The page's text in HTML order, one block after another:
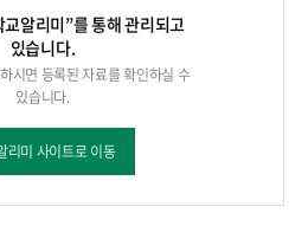
알리미”를 통해 관리되고
있습니다.
시면 등록된 자료를 확인하실 수
있습니다.
리미 사이트로 이동